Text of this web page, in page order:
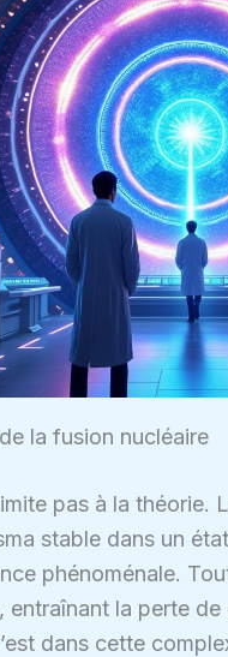
la fusion nucléaire
pas à la théorie.
stable dans un
phénoménale.
la perte
dans cette